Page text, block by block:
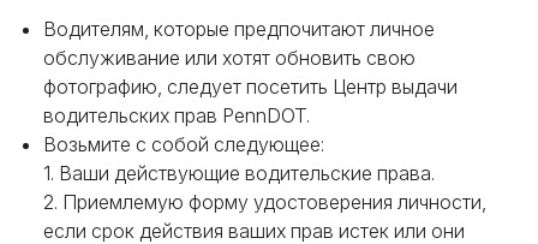
Водителям, которые предпочитают личное
обслуживание или хотят обновить свою
фотографию, следует посетить Центр выдачи
водительских прав PennDOT.
Возьмите с собой следующее:
1. Ваши действующие водительские права.
2. Приемлемую форму удостоверения личности,
если срок действия ваших прав истек или они